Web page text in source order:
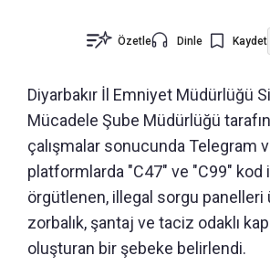
Özetle Dinle Kaydet
Diyarbakır İl Emniyet Müdürlüğü
Mücadele Şube Müdürlüğü
çalışmalar sonucunda Telegram
platformlarda "C47" ve "C99" kod
örgütlenen, illegal sorgu
zorbalık, şantaj ve taciz odaklı
oluşturan bir şebeke belirlendi.